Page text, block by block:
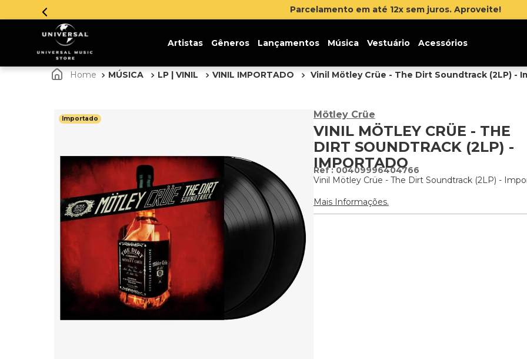
Inscreva-se na
Artistas Gêneros Lançamentos Música Vestuário Acessórios
MÚSICA LP | VINIL VINIL IMPORTADO Vinil Mötley Crüe - The Dirt Soundtrack (2LP) -
Importado Mötley Crüe
VINIL MÖTLEY CRÜE - THE
DIRT SOUNDTRACK (2LP) -
IMPORTADO
:00409996404766
Vinil Mötley Crüe - The Dirt Soundtrack (2LP) -
Mais Informações.